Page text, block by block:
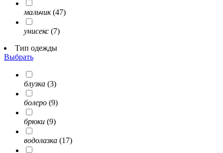
мальчик(47)
унисекс (7)
Тип одежды
Выбрать
блузка (3)
болеро (9)
брюки (9)
водолазка (17)